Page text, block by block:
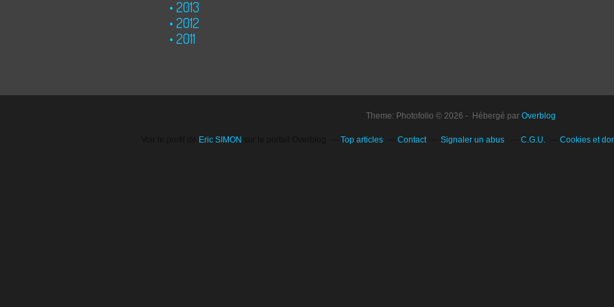
2013
2012
2011
Theme: Photofolio © 2026 - Hébergé par Overblog
Eric SIMON Top articles Contact Signaler un abus C.G.U. Cookies et